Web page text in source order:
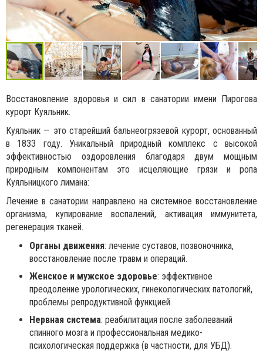
Восстановление здоровья и сил в санатории имени Пирогова
курорт Куяльник.
Куяльник — это старейший бальнеогрязевой курорт, основанный
в 1833 году. Уникальный природный комплекс с высокой
эффективностью оздоровления благодаря двум мощным
природным компонентам это исцеляющие грязи и ропа
Куяльницкого лимана:
Лечение в санатории направлено на системное восстановление
организма, купирование воспалений, активация иммунитета,
регенерация тканей.
Органы движения: лечение суставов, позвоночника,
восстановление после травм и операций.
Женское и мужское здоровье: эффективное
преодоление урологических, гинекологических патологий,
проблемы репродуктивной функцией.
Нервная система: реабилитация после заболеваний
спинного мозга и профессиональная медико-
психологическая поддержка (в частности, для УБД).